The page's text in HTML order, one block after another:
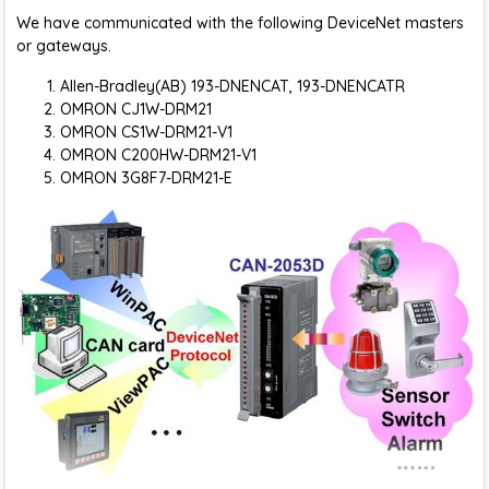
We have communicated with the following DeviceNet masters
or gateways.
Allen-Bradley(AB) 193-DNENCAT, 193-DNENCATR
OMRON CJ1W-DRM21
OMRON CS1W-DRM21-V1
OMRON C200HW-DRM21-V1
OMRON 3G8F7-DRM21-E